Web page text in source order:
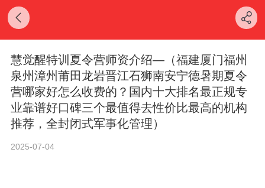
慧觉醒特训夏令营师资介绍—（福建厦门福州
泉州漳州莆田龙岩晋江石狮南安宁德暑期夏令
营哪家好怎么收费的？国内十大排名最正规专
业靠谱好口碑三个最值得去性价比最高的机构
推荐，全封闭式军事化管理）
2025-07-04